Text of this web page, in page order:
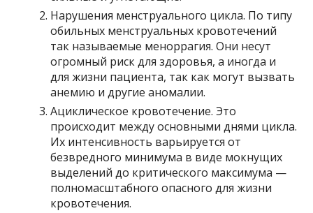
Нарушения менструального цикла. По типу
обильных менструальных кровотечений
так называемые меноррагия. Они несут
огромный риск для здоровья, а иногда и
для жизни пациента, так как могут вызвать
анемию и другие аномалии.
Ациклическое кровотечение. Это
происходит между основными днями цикла.
Их интенсивность варьируется от
безвредного минимума в виде мокнущих
выделений до критического максимума —
полномасштабного опасного для жизни
кровотечения.